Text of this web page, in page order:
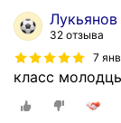
32 отзыва
7
класс